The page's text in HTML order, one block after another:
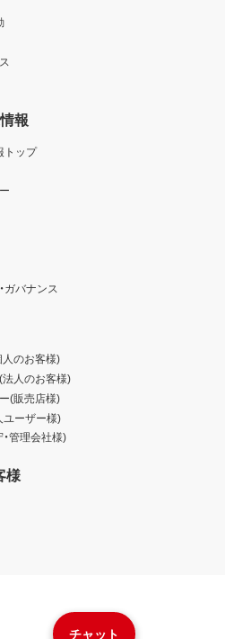
チャット
報
トップ
ガバナンス
のお客様)
人のお客様)
(販売店様)
ーザー様)
管理会社様)
様